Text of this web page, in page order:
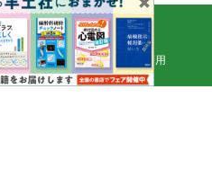
一覧
電子書籍
・更新情報
コンテンツ利用
羊土社会員規約